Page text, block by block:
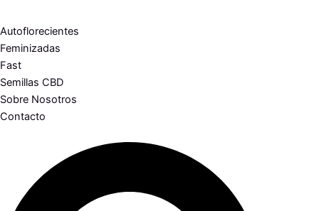
Autoflorecientes
Feminizadas
Fast
Semillas CBD
Sobre Nosotros
Contacto